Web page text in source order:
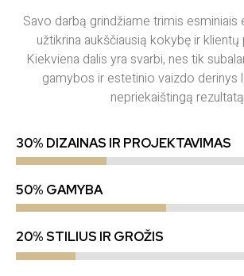
Savo darbą grindžiame trimis esminiais
užtikrina aukščiausią kokybę ir klientų
Kiekviena dalis yra svarbi, nes tik
gamybos ir estetinio vaizdo derinys
nepriekaištingą
30% DIZAINAS IR PROJEKTAVIMAS
50% GAMYBA
20% STILIUS IR GROŽIS